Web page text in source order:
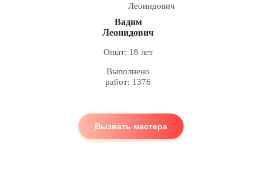
Вадим
Леонидович
Опыт: 18 лет
Выполнено
работ: 1376
Вызвать мастера